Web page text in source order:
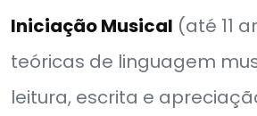
Iniciação Musical (até 11
teóricas de linguagem
leitura, escrita e